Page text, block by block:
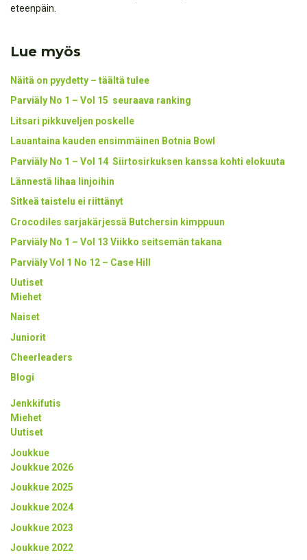
eteenpäin.
Lue myös
Näitä on pyydetty – täältä tulee
Parviäly No 1 – Vol 15 seuraava ranking
Litsari pikkuveljen poskelle
Lauantaina kauden ensimmäinen Botnia Bowl
Parviäly No 1 – Vol 14 Siirtosirkuksen kanssa kohti elokuuta
Lännestä lihaa linjoihin
Sitkeä taistelu ei riittänyt
Crocodiles sarjakärjessä Butchersin kimppuun
Parviäly No 1 – Vol 13 Viikko seitsemän takana
Parviäly Vol 1 No 12 – Case Hill
Uutiset
Miehet
Naiset
Juniorit
Cheerleaders
Blogi
Jenkkifutis
Miehet
Uutiset
Joukkue
Joukkue 2026
Joukkue 2025
Joukkue 2024
Joukkue 2023
Joukkue 2022